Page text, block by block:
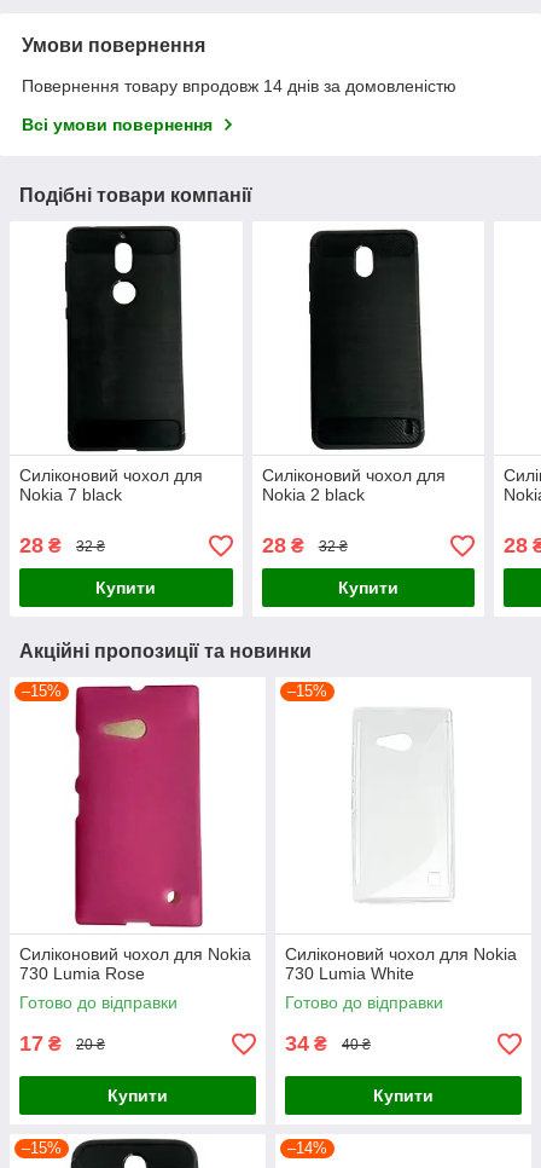
Умови повернення
Повернення товару впродовж 14 днів за домовленістю
Всі умови повернення
Подібні товари компанії
Силіконовий чохол для
Nokia 7 black
28 ₴ 32 ₴
Купити
Силіконовий чохол для
Nokia 2 black
28₴ 32 ₴
Купити
28
Акційні пропозиції та новинки
–15%
Силіконовий чохол для Nokia
730 Lumia Rose
Готово до відправки
17 ₴ 20 ₴
Купити
–15%
Силіконовий чохол для Nokia
730 Lumia White
Готово до відправки
34 ₴ 40 ₴
Купити
–15% –14%